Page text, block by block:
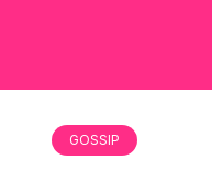
GOSSIP